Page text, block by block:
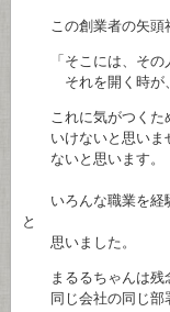
この創業者の矢頭社
「そこには、その人
それを開く時が、
これに気がつくた
いけないと思いませ
ないと思います。
いろんな職業を経験
と
思いました。
まるるちゃんは残念
同じ会社の同じ部